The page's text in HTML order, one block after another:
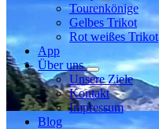
Tourenkönige
Gelbes Trikot
Rot weißes Trikot
App
Über uns
Unsere Ziele
Kontakt
Impressum
Blog